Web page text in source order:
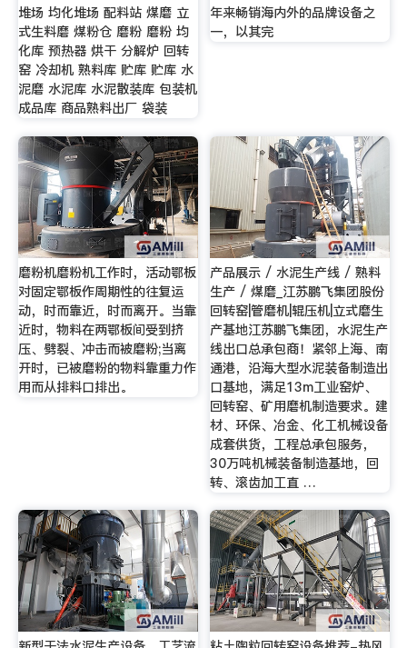
堆场 均化堆场 配料站 煤磨 立
式生料磨 煤粉仓 磨粉 磨粉 均
化库 预热器 烘干 分解炉 回转
窑 冷却机 熟料库 贮库 贮库 水
泥磨 水泥库 水泥散装库 包装机
成品库 商品熟料出厂 袋装
年来畅销海内外的品牌设备之
一，以其完
磨粉机磨粉机工作时，活动鄂板
对固定鄂板作周期性的往复运
动，时而靠近，时而离开。当靠
近时，物料在两鄂板间受到挤
压、劈裂、冲击而被磨粉;当离
开时，已被磨粉的物料靠重力作
用而从排料口排出。
产品展示 / 水泥生产线 / 熟料
生产 / 煤磨_江苏鹏飞集团股份
回转窑|管磨机|辊压机|立式磨生
产基地江苏鹏飞集团，水泥生产
线出口总承包商！紧邻上海、南
通港，沿海大型水泥装备制造出
口基地，满足13m工业窑炉、
回转窑、矿用磨机制造要求。建
材、环保、冶金、化工机械设备
成套供货，工程总承包服务，
30万吨机械装备制造基地，回
转、滚齿加工直 …